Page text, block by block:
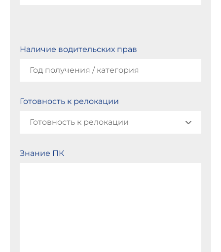
Наличие водительских прав
Готовность к релокации
Знание ПК